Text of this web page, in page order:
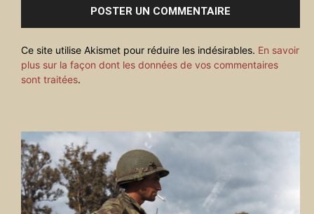
Ce site utilise Akismet pour réduire les indésirables. En savoir
plus sur la façon dont les données de vos commentaires
sont traitées.